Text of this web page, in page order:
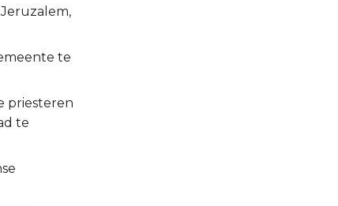
te
priesteren
te